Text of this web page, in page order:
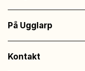
På Ugglarp
Kontakt